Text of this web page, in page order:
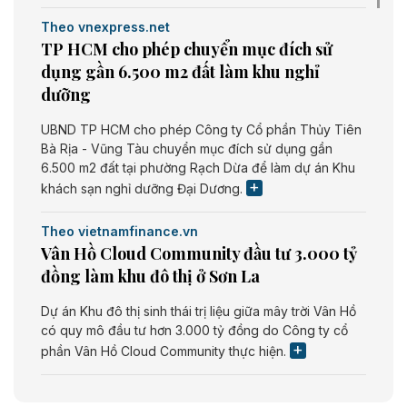
Theo vnexpress.net
TP HCM cho phép chuyển mục đích sử
dụng gần 6.500 m2 đất làm khu nghỉ
dưỡng
UBND TP HCM cho phép Công ty Cổ phần Thủy Tiên
Bà Rịa - Vũng Tàu chuyển mục đích sử dụng gần
6.500 m2 đất tại phường Rạch Dừa để làm dự án Khu
khách sạn nghỉ dưỡng Đại Dương.
Theo vietnamfinance.vn
Vân Hồ Cloud Community đầu tư 3.000 tỷ
đồng làm khu đô thị ở Sơn La
Dự án Khu đô thị sinh thái trị liệu giữa mây trời Vân Hồ
có quy mô đầu tư hơn 3.000 tỷ đồng do Công ty cổ
phần Vân Hồ Cloud Community thực hiện.